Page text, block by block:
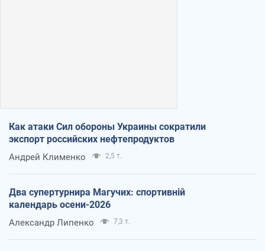
Как атаки Сил обороны Украины сократили
экспорт российских нефтепродуктов
Андрей Клименко 2,5 т.
Два супертурнира Магучих: спортивній
календарь осени-2026
Александр Липенко 7,3 т.